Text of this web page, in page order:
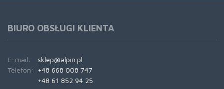
BIURO OBSŁUGI KLIENTA
E-mail:
sklep@alpin.pl
Telefon:
+48 668 008 747
+48 61 852 94 25